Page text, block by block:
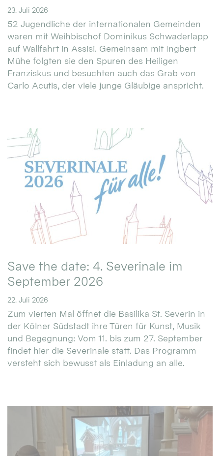
23. Juli 2026
52 Jugendliche der internationalen Gemeinden
waren mit Weihbischof Dominikus Schwaderlapp
auf Wallfahrt in Assisi. Gemeinsam mit Ingbert
Mühe folgten sie den Spuren des Heiligen
Franziskus und besuchten auch das Grab von
Carlo Acutis, der viele junge Gläubige anspricht.
Save the date: 4. Severinale im
September 2026
22. Juli 2026
Zum vierten Mal öffnet die Basilika St. Severin in
der Kölner Südstadt ihre Türen für Kunst, Musik
und Begegnung: Vom 11. bis zum 27. September
findet hier die Severinale statt. Das Programm
versteht sich bewusst als Einladung an alle.